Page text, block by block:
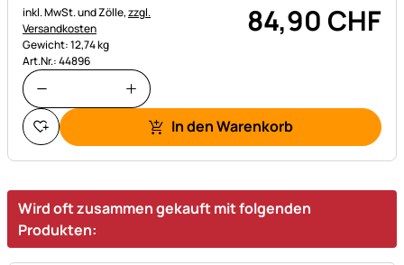
Steuerhinweis:
inkl. MwSt. und Zölle,zzgl.
Versandkosten
Gewicht: 12,74 kg
Art.Nr.: 44896
84,90 CHF
In den Warenkorb
Wird oft zusammen gekauft mit folgenden
Produkten: